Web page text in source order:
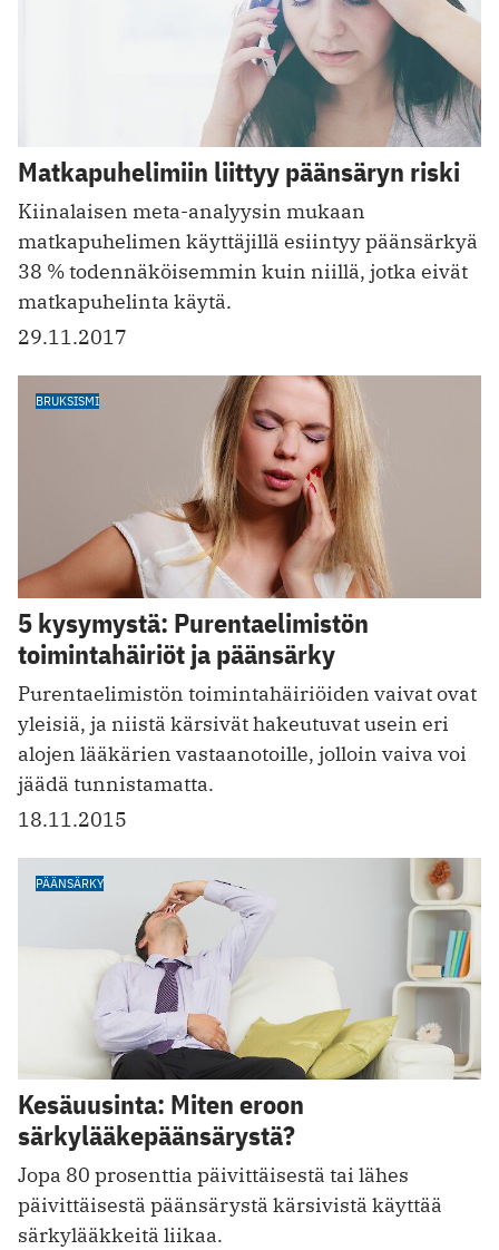
Matkapuhelimiin liittyy päänsäryn riski
Kiinalaisen meta-analyysin mukaan
matkapuhelimen käyttäjillä esiintyy päänsärkyä
38 % todennäköisemmin kuin niillä, jotka eivät
matkapuhelinta käytä.
29.11.2017
BRUKSISMI
5 kysymystä: Purentaelimistön
toimintahäiriöt ja päänsärky
Purentaelimistön toimintahäiriöiden vaivat ovat
yleisiä, ja niistä kärsivät hakeutuvat usein eri
alojen lääkärien vastaanotoille, jolloin vaiva voi
jäädä tunnistamatta.
18.11.2015
PÄÄNSÄRKY
Kesäuusinta: Miten eroon
särkylääkepäänsärystä?
Jopa 80 prosenttia päivittäisestä tai lähes
päivittäisestä päänsärystä kärsivistä käyttää
särkylääkkeitä liikaa.